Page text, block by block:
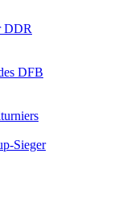
DDR
DFB
Sieger